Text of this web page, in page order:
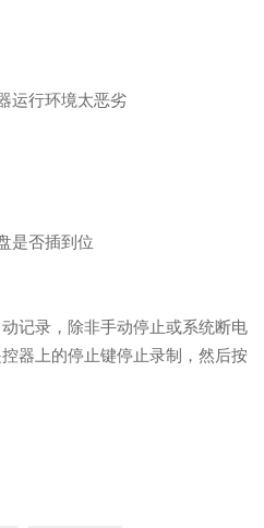
运行环境太恶劣
是否插到位
记录，除非手动停止或系统断电
器上的停止键停止录制，然后按